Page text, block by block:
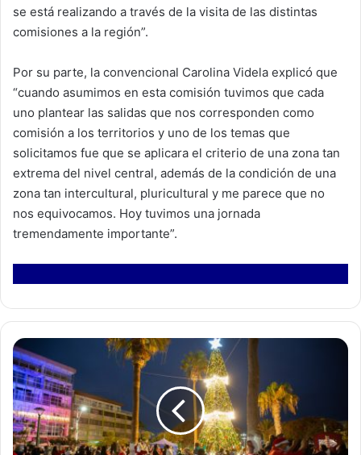
se está realizando a través de la visita de las distintas
comisiones a la región”.
Por su parte, la convencional Carolina Videla explicó que
“cuando asumimos en esta comisión tuvimos que cada
uno plantear las salidas que nos corresponden como
comisión a los territorios y uno de los temas que
solicitamos fue que se aplicara el criterio de una zona tan
extrema del nivel central, además de la condición de una
zona tan intercultural, pluricultural y me parece que no
nos equivocamos. Hoy tuvimos una jornada
tremendamente importante”.
C
o
n
e
l
e
n